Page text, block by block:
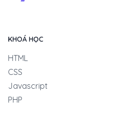
KHOÁ HỌC
HTML
CSS
Javascript
PHP